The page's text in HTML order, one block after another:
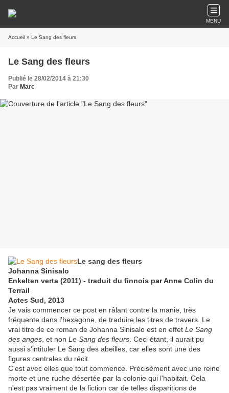
MENU
Accueil » Le Sang des fleurs
Le Sang des fleurs
Publié le 28/02/2014 à 21:30
Par Marc
Le sang des fleurs
Johanna Sinisalo
Enkelten verta (2011) - traduit du finnois par Anne Colin du
Terrail
Actes Sud, 2013
Je vais commencer ce post en râlant contre la manie, très
fréquente dans l'hexagone, de traduire les titres de travers. Le
vrai titre de ce roman de Johanna Sinisalo est en effet Le Sang
des anges , et non Le Sang des fleurs . Ceci étant, il aurait pu
aussi s'intituler Le Sang des abeilles, car elles sont une des
figures centrales du récit.
C'est avec elles que tout commence. Précisément avec une reine
morte et une ruche désertée par la colonie qui l'habitait. Cela
n'est pas vraiment de la fiction car de telles disparitions de